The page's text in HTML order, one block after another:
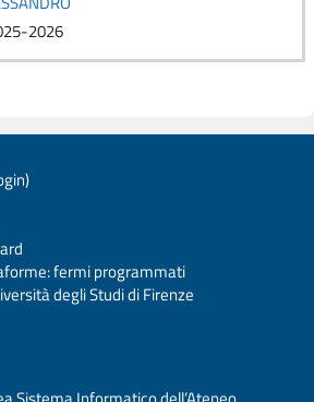
2026
)
fermi programmati
degli Studi di Firenze